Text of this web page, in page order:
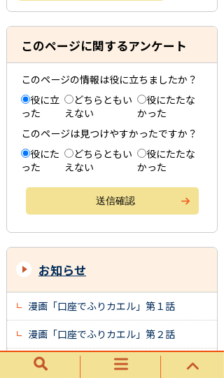
このページに関するアンケート
このページの情報は役に立ちましたか？
役に立
った
どちらともい
えない
役にたたな
かった
このページは見つけやすかったですか？
役にた
った
どちらともい
えない
役にたたな
かった
お知らせ
漫画「口座でふりカエル」第１話
漫画「口座でふりカエル」第２話
漫画「口座でふりカエル」第３話